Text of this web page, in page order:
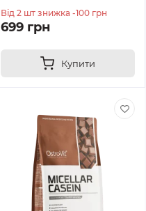
Від 2 шт знижка -100 грн
699 грн
Купити